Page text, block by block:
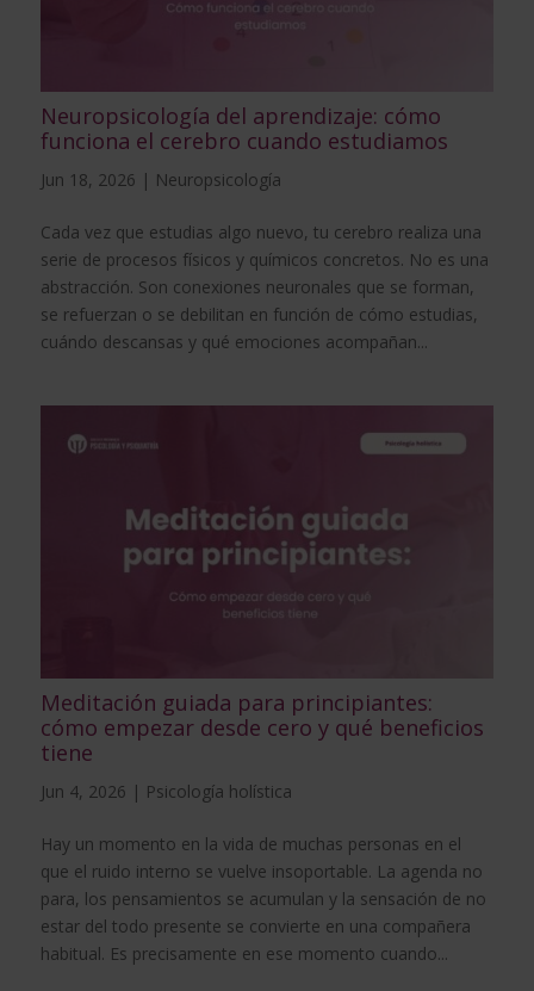
Neuropsicología del aprendizaje: cómo
funciona el cerebro cuando estudiamos
Jun 18, 2026 | Neuropsicología
Cada vez que estudias algo nuevo, tu cerebro realiza una
serie de procesos físicos y químicos concretos. No es una
abstracción. Son conexiones neuronales que se forman,
se refuerzan o se debilitan en función de cómo estudias,
cuándo descansas y qué emociones acompañan...
Meditación guiada para principiantes:
cómo empezar desde cero y qué beneficios
tiene
Jun 4, 2026 | Psicología holística
Hay un momento en la vida de muchas personas en el
que el ruido interno se vuelve insoportable. La agenda no
para, los pensamientos se acumulan y la sensación de no
estar del todo presente se convierte en una compañera
habitual. Es precisamente en ese momento cuando...